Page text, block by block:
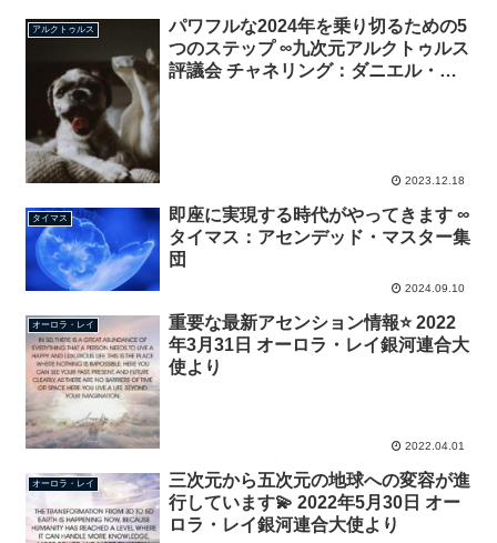
アルクトゥルス
パワフルな2024年を乗り切るための5
つのステップ ∞九次元アルクトゥルス
評議会 チャネリング：ダニエル・ス
2023.12.18
タイマス
即座に実現する時代がやってきます ∞
タイマス：アセンデッド・マスター集
団
2024.09.10
オーロラ・レイ
重要な最新アセンション情報⭐️ 2022
年3月31日 オーロラ・レイ銀河連合大
使より
2022.04.01
オーロラ・レイ
三次元から五次元の地球への変容が進
行しています💫 2022年5月30日 オー
ロラ・レイ銀河連合大使より